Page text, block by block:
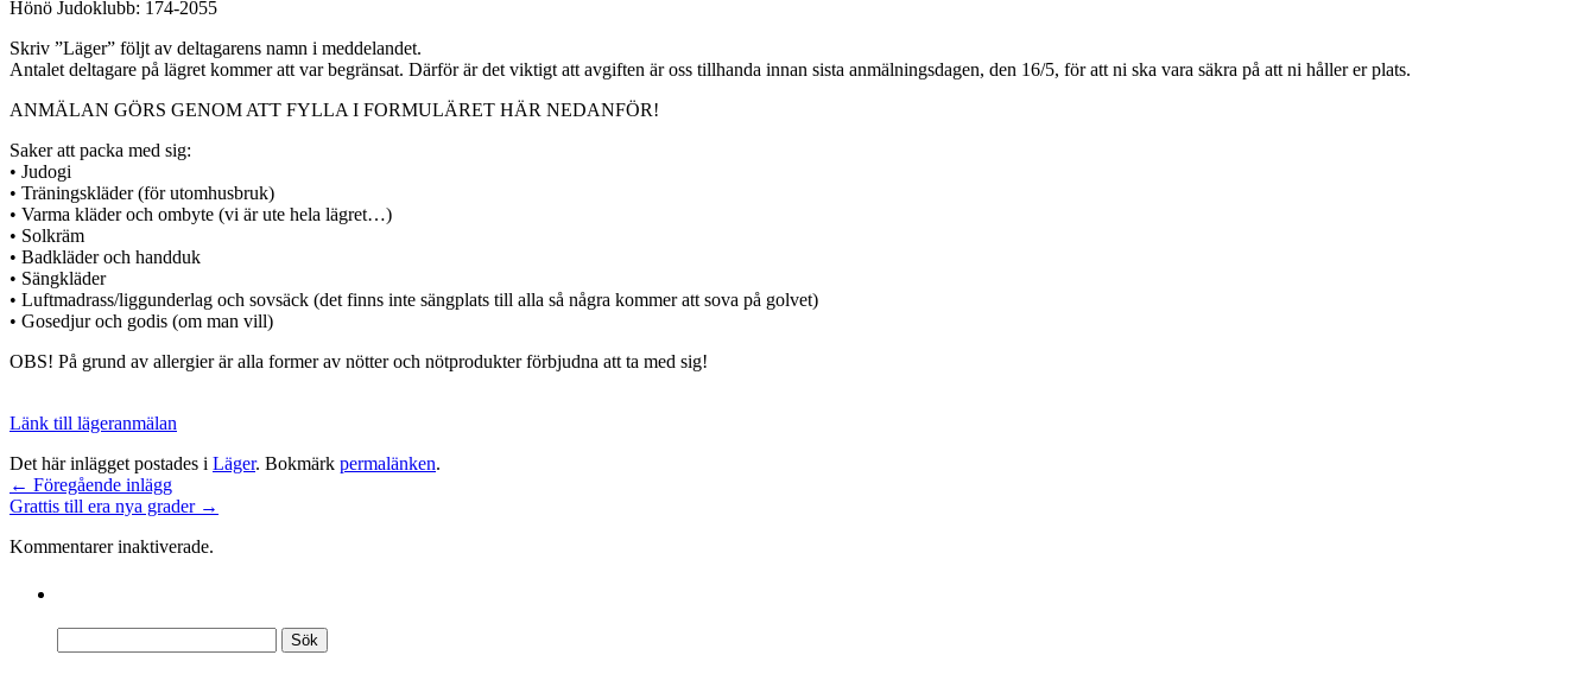
Hönö Judoklubb: 174-2055
Skriv ”Läger” följt av deltagarens namn i meddelandet.
Antalet deltagare på lägret kommer att var begränsat. Därför är det viktigt att avgiften är oss tillhanda innan sista anmälningsdagen, den 16/5, för att ni ska vara säkra på att ni håller er plats.
ANMÄLAN GÖRS GENOM ATT FYLLA I FORMULÄRET HÄR NEDANFÖR!
Saker att packa med sig:
• Judogi
• Träningskläder (för utomhusbruk)
• Varma kläder och ombyte (vi är ute hela lägret…)
• Solkräm
• Badkläder och handduk
• Sängkläder
• Luftmadrass/liggunderlag och sovsäck (det finns inte sängplats till alla så några kommer att sova på golvet)
• Gosedjur och godis (om man vill)
OBS! På grund av allergier är alla former av nötter och nötprodukter förbjudna att ta med sig!
Länk till lägeranmälan
Det här inlägget postades i Läger. Bokmärk permalänken.
← Föregående inlägg
Grattis till era nya grader →
Kommentarer inaktiverade.